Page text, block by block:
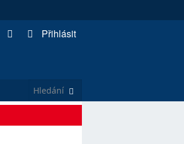
Přihlásit